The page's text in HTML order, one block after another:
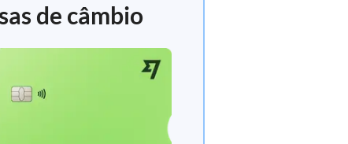
de câmbio